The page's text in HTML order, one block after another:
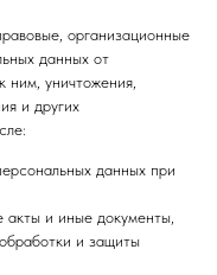
организационные
данных от
ним, уничтожения,
и других
данных при
акты и иные документы,
и защиты